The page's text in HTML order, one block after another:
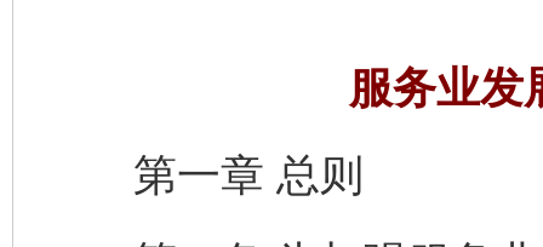
服务业
第一章 总则